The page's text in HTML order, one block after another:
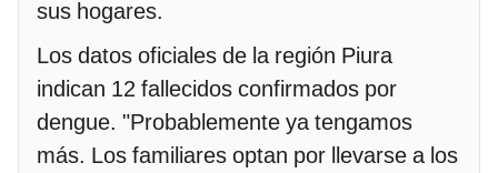
sus hogares.
Los datos oficiales de la región Piura
indican 12 fallecidos confirmados por
dengue. "Probablemente ya tengamos
más. Los familiares optan por llevarse a los